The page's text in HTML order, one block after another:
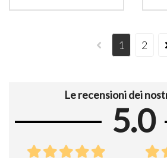
1 2
Le recensioni dei
5.0